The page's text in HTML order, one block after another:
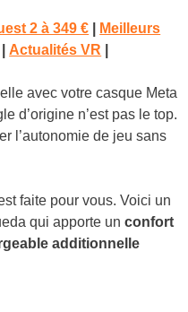
2 à 349 €
Meilleurs
Actualités VR
avec votre casque Meta
d’origine n’est pas le top.
l’autonomie de jeu sans
faite pour vous. Voici un
qui apporte unconfort
additionnelle